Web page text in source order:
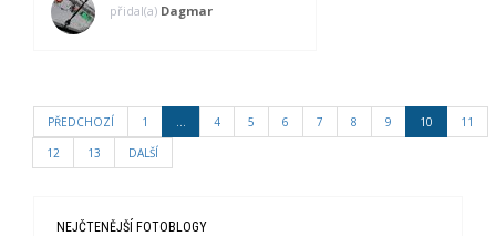
přidal(a) Dagmar
PŘEDCHOZÍ 1 ... 4 5 6 7 8 9 10
11
12
13 DALŠÍ
NEJČTENĚJŠÍ FOTOBLOGY